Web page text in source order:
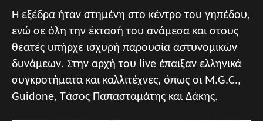
Η εξέδρα ήταν στημένη στο κέντρο του γηπέδου,
ενώ σε όλη την έκτασή του ανάμεσα και στους
θεατές υπήρχε ισχυρή παρουσία αστυνομικών
δυνάμεων. Στην αρχή του live έπαιξαν ελληνικά
συγκροτήματα και καλλιτέχνες, όπως οι M.G.C.,
Guidone, Τάσος Παπασταμάτης και Δάκης.